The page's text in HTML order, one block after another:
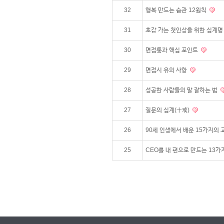
32 행복 만드는 습관 12원칙
31 호감 가는 첫인상을 위한 십계명
30 면접통과 핵심 포인트
29 면접시 유의 사항
28 성공한 사람들의 말 잘하는 법
27 질문의 십계(十戒)
26 90세 인생에서 배운 15가지의
25 CEO를 내 편으로 만드는 13가